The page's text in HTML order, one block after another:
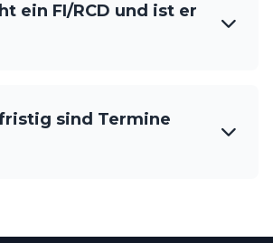
ein FI/RCD und ist er
sind Termine